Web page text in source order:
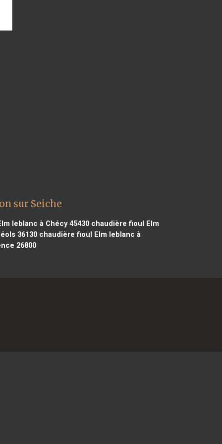
sur Seiche
leblanc à Chécy 45430 chaudière fioul Elm
36130 chaudière fioul Elm leblanc à
26800